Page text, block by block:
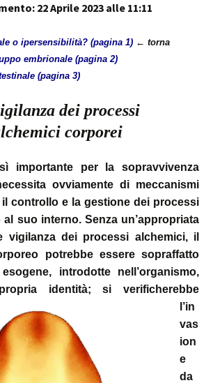
22 Aprile 2023 alle 11:11
o ipersensibilità? (pagina 1) ← torna
embrionale (pagina 2)
(pagina 3)
dei processi
corporei
importante per la sopravvivenza
ovviamente di meccanismi
controllo e la gestione dei processi
suo interno. Senza un’appropriata
vigilanza dei processi alchemici, il
potrebbe essere sopraffatto
introdotte nell’organismo,
identità;si verificherebbe
l’in
vas
ion
e
da